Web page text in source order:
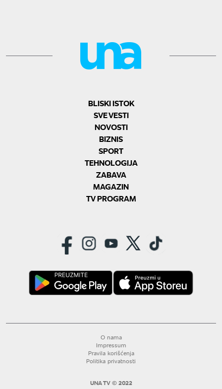
BLISKI ISTOK
SVE VESTI
NOVOSTI
BIZNIS
SPORT
TEHNOLOGIJA
ZABAVA
MAGAZIN
TV PROGRAM
O nama
Impressum
Pravila korišćenja
Politika privatnosti
UNA TV © 2022